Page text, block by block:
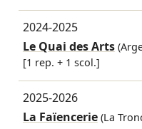
2024-2025
Le Quai des Arts
[1 rep. + 1 scol.]
2025-2026
La Faïencerie(La